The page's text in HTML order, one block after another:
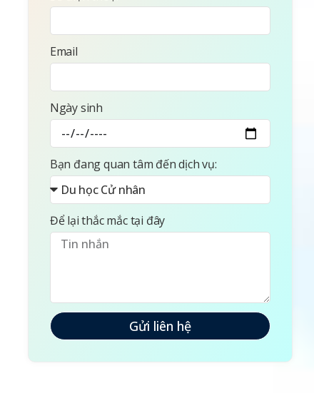
Email
Ngày sinh
Bạn đang quan tâm đến dịch vụ:
Để lại thắc mắc tại đây
Gửi liên hệ